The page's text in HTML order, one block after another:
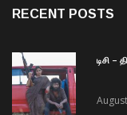
RECENT POSTS
டிசி –